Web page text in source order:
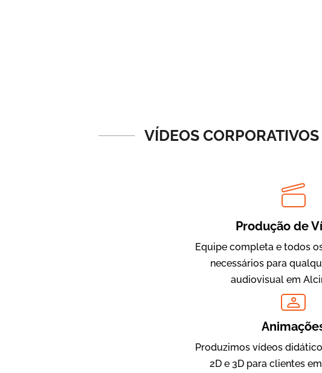
VÍDEOS
Produção de
Equipe completa e todos
necessários para
audiovisual em
Produzimos vídeos
2D e 3D para clientes